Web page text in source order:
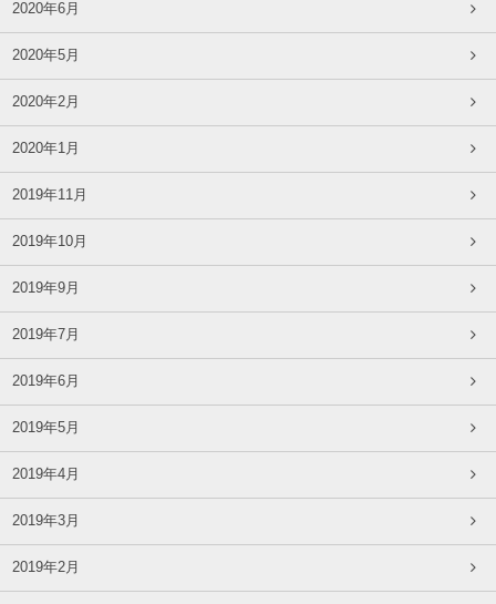
2020年6月
2020年5月
2020年2月
2020年1月
2019年11月
2019年10月
2019年9月
2019年7月
2019年6月
2019年5月
2019年4月
2019年3月
2019年2月